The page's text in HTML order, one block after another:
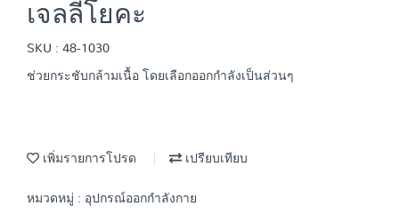
เจลลี่โยคะ
SKU : 48-1030
ช่วยกระชับกล้ามเนื้อ โดยเลือกออกกำลังเป็นส่วนๆ
เพิ่มรายการโปรด เปรียบเทียบ
หมวดหมู่ : อุปกรณ์ออกกำลังกาย